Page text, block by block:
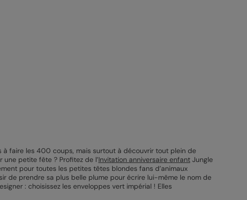
faire les 400 coups, mais surtout à découvrir tout plein de
petite fête ? Profitez de l’Invitation anniversaire enfantJungle
pour toutes les petites têtes blondes fans d’animaux
de prendre sa plus belle plume pour écrire lui-même le nom de
: choisissez les enveloppes vert impérial ! Elles